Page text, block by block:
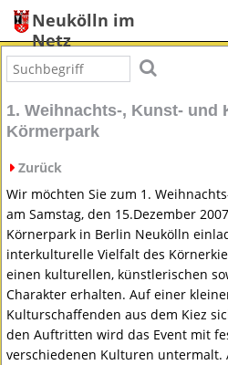
Neukölln im
Netz
1. Weihnachts-, Kunst- und
Körmerpark
Zurück
Wir möchten Sie zum 1.
am Samstag, den 15.Dezember
Körnerpark in Berlin Neukölln
interkulturelle Vielfalt des
einen kulturellen, künstlerischen
Charakter erhalten. Auf einer
Kulturschaffenden aus dem Kiez
den Auftritten wird das Event mit
verschiedenen Kulturen untermalt.